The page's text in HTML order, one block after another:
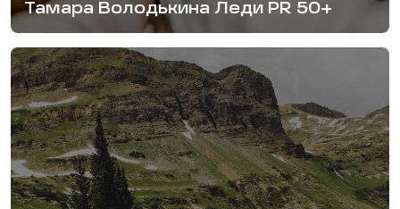
Тамара Володькина Леди PR 50+